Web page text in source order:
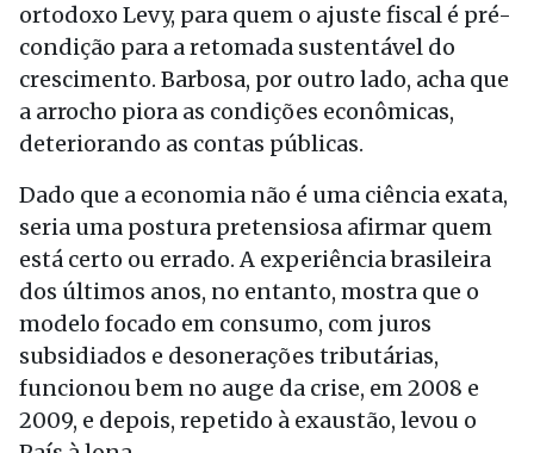
ortodoxo Levy, para quem o ajuste fiscal é pré-
condição para a retomada sustentável do
crescimento. Barbosa, por outro lado, acha que
a arrocho piora as condições econômicas,
deteriorando as contas públicas.
Dado que a economia não é uma ciência exata,
seria uma postura pretensiosa afirmar quem
está certo ou errado. A experiência brasileira
dos últimos anos, no entanto, mostra que o
modelo focado em consumo, com juros
subsidiados e desonerações tributárias,
funcionou bem no auge da crise, em 2008 e
2009, e depois, repetido à exaustão, levou o